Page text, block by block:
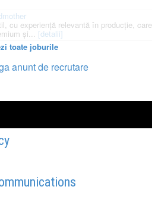
cu experiență relevantă în producție, care
și... [detalii]
toate joburile
anunt de recrutare